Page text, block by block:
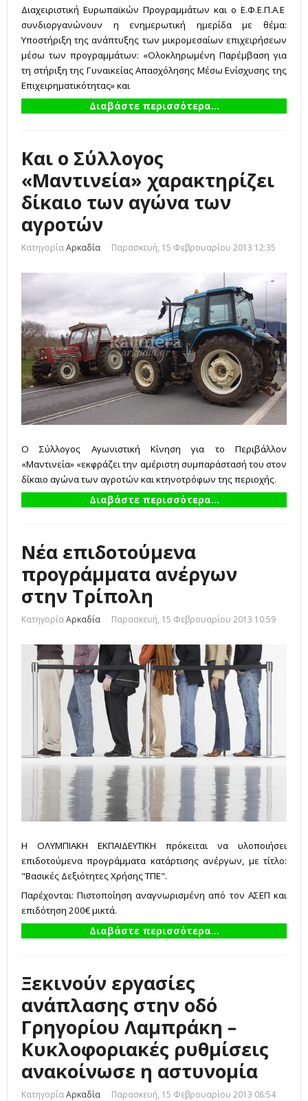
Διαχειριστική Ευρωπαϊκών Προγραμμάτων και ο Ε.Φ.Ε.Π.Α.Ε
συνδιοργανώνουν η ενημερωτική ημερίδα με θέμα:
Υποστήριξη της ανάπτυξης των μικρομεσαίων επιχειρήσεων
μέσω των προγραμμάτων: «Ολοκληρωμένη Παρέμβαση για
τη στήριξη της Γυναικείας Απασχόλησης Μέσω Ενίσχυσης της
Επιχειρηματικότητας» και
Διαβάστε περισσότερα...
Και ο Σύλλογος
«Μαντινεία» χαρακτηρίζει
δίκαιο των αγώνα των
αγροτών
ΚατηγορίαΑρκαδία Παρασκευή, 15 Φεβρουαρίου 2013 12:35
Ο Σύλλογος Αγωνιστική Κίνηση για το Περιβάλλον
«Μαντινεία» «εκφράζει την αμέριστη συμπαράστασή του στον
δίκαιο αγώνα των αγροτών και κτηνοτρόφων της περιοχής.
Διαβάστε περισσότερα...
Νέα επιδοτούμενα
προγράμματα ανέργων
στην Τρίπολη
ΚατηγορίαΑρκαδία Παρασκευή, 15 Φεβρουαρίου 2013 10:59
Η ΟΛΥΜΠΙΑΚΗ ΕΚΠΑΙΔΕΥΤΙΚΗ πρόκειται να υλοποιήσει
επιδοτούμενα προγράμματα κατάρτισης ανέργων, με τίτλο:
"Βασικές Δεξιότητες Χρήσης ΤΠΕ".
Παρέχονται: Πιστοποίηση αναγνωρισμένη από τον ΑΣΕΠ και
επιδότηση 200€ μικτά.
Διαβάστε περισσότερα...
Ξεκινούν εργασίες
ανάπλασης στην οδό
Γρηγορίου Λαμπράκη –
Κυκλοφοριακές ρυθμίσεις
ανακοίνωσε η αστυνομία
ΚατηγορίαΑρκαδία Παρασκευή, 15 Φεβρουαρίου 2013 08:54